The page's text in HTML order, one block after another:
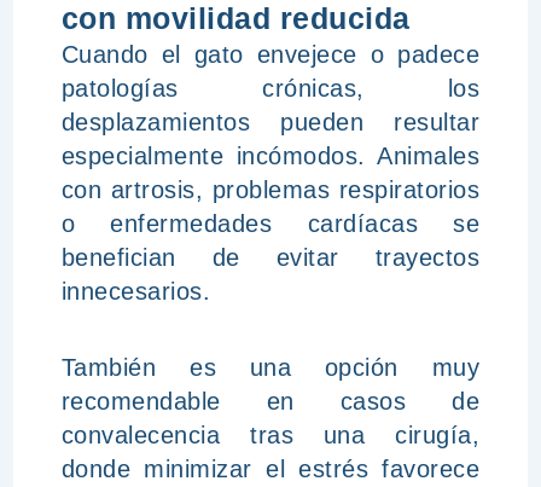
con movilidad reducida
Cuando el gato envejece o padece
patologías crónicas, los
desplazamientos pueden resultar
especialmente incómodos. Animales
con artrosis, problemas respiratorios
o enfermedades cardíacas se
benefician de evitar trayectos
innecesarios.
También es una opción muy
recomendable en casos de
convalecencia tras una cirugía,
donde minimizar el estrés favorece